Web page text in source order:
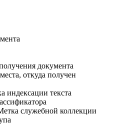
документа
откуда получен
индексации текста
служебной коллекции